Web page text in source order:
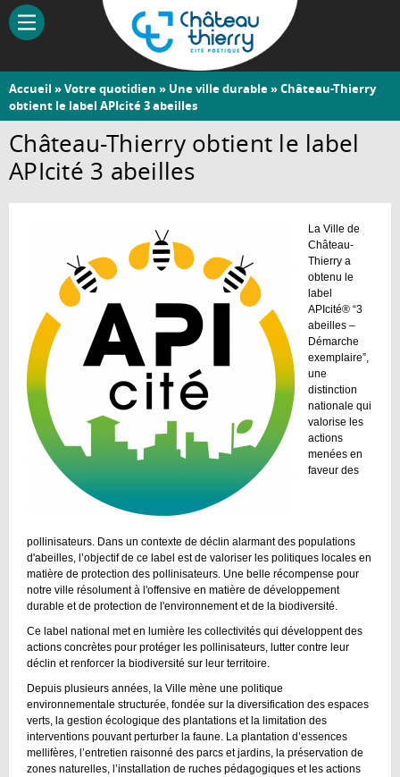
Aller
contenu
Château-
Thierry
Vous
êtes
ici
Accueil »Votre quotidien » Une ville durable» Château-Thierry
obtient le label APIcité 3 abeilles
Château-Thierry obtient le label
APIcité 3 abeilles
La Ville de
Château-
Thierry a
obtenu le
label
APIcité® “3
abeilles –
Démarche
exemplaire”,
une
distinction
nationale qui
valorise les
actions
menées en
faveur des
pollinisateurs. Dans un contexte de déclin alarmant des populations
d'abeilles, l’objectif de ce label est de valoriser les politiques locales en
matière de protection des pollinisateurs. Une belle récompense pour
notre ville résolument à l'offensive en matière de développement
durable et de protection de l'environnement et de la biodiversité.
Ce label national met en lumière les collectivités qui développent des
actions concrètes pour protéger les pollinisateurs, lutter contre leur
déclin et renforcer la biodiversité sur leur territoire.
Depuis plusieurs années, la Ville mène une politique
environnementale structurée, fondée sur la diversification des espaces
verts, la gestion écologique des plantations et la limitation des
interventions pouvant perturber la faune. La plantation d’essences
mellifères, l’entretien raisonné des parcs et jardins, la préservation de
zones naturelles, l’installation de ruches pédagogiques et les actions